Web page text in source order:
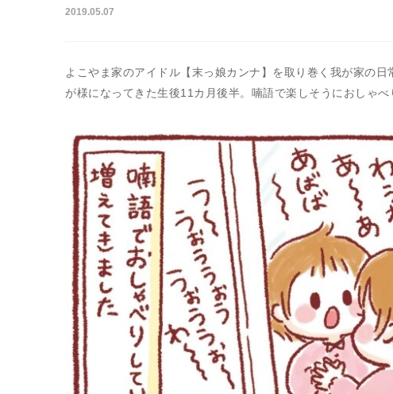
2019.05.07
よこやま家のアイドル【末っ娘カンナ】を取り巻く我が家の
が様になってきた生後11カ月後半。喃語で楽しそうにおしゃ